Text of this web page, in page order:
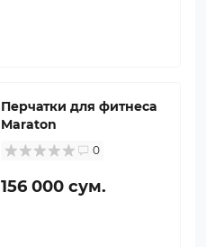
Перчатки для фитнеса
Maraton
0
156 000 сум.